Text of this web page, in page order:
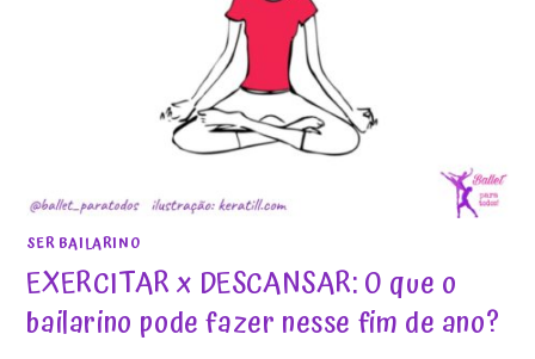
SER BAILARINO
EXERCITAR x DESCANSAR: O que o
bailarino pode fazer nesse fim de ano?